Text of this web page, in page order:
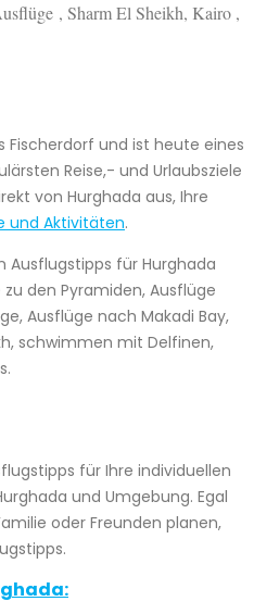
, Sharm El Sheikh, Kairo ,
Fischerdorf und ist heute eines
Reise,- und Urlaubsziele
von Hurghada aus, Ihre
und Aktivitäten.
Ausflugstipps für Hurghada
den Pyramiden, Ausflüge
Ausflüge nach Makadi Bay,
schwimmen mit Delfinen,
für Ihre individuellen
und Umgebung. Egal
oder Freunden planen,